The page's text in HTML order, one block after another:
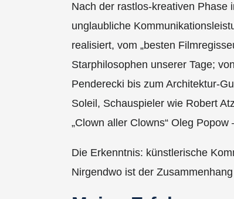
Nach der rastlos-kreativen Phase
unglaubliche
realisiert, vom „besten
Starphilosophen unserer Tage;
Penderecki bis zum Architektur-
Soleil, Schauspieler wie Robert
„Clown aller Clowns“ Oleg
Die Erkenntnis: künstlerische
Nirgendwo ist der